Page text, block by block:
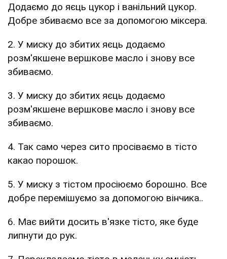
Додаємо до яєць цукор і ванільний цукор.
Добре збиваємо все за допомогою міксера.
2. У миску до збитих яєць додаємо
розм'якшене вершкове масло і знову все
збиваємо.
3. У миску до збитих яєць додаємо
розм'якшене вершкове масло і знову все
збиваємо.
4. Так само через сито просіваємо в тісто
какао порошок.
5. У миску з тістом просіюємо борошно. Все
добре перемішуємо за допомогою вінчика..
6. Має вийти досить в'язке тісто, яке буде
липнути до рук.